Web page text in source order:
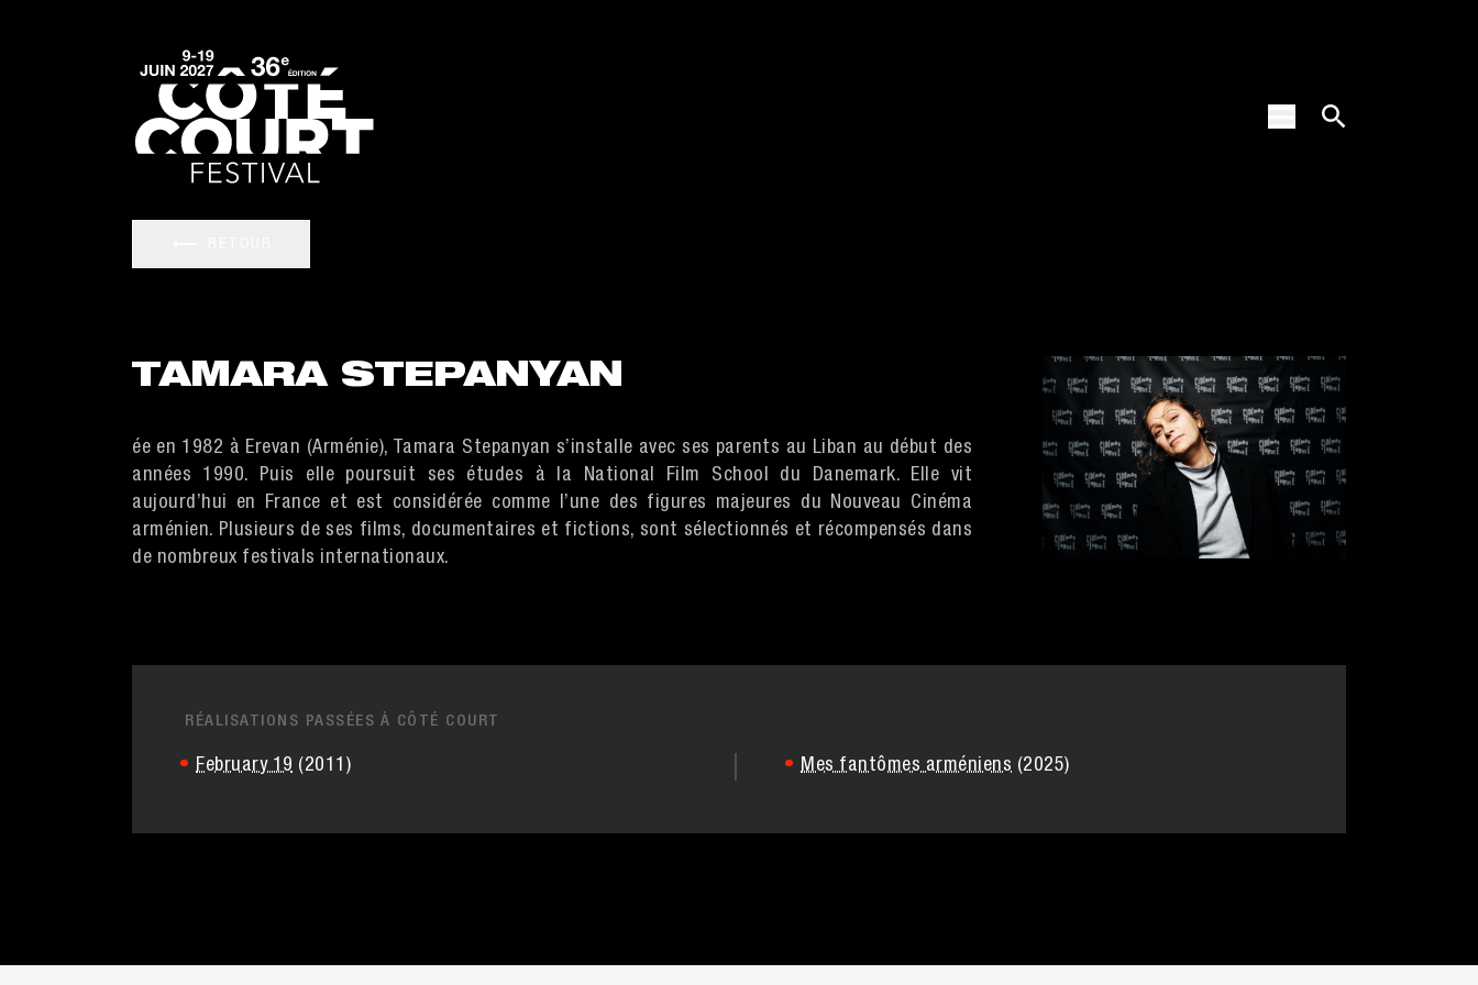
TAMARA STEPANYAN
ée en 1982 à Erevan (Arménie), Tamara Stepanyan s’installe avec ses parents au Liban au début des
années 1990. Puis elle poursuit ses études à la National Film School du Danemark. Elle vit
aujourd’hui en France et est considérée comme l’une des figures majeures du Nouveau Cinéma
arménien. Plusieurs de ses films, documentaires et fictions, sont sélectionnés et récompensés dans
de nombreux festivals internationaux.
RÉALISATIONS PASSÉES À CÔTÉ COURT
February 19 (2011) Mes fantômes arméniens (2025)